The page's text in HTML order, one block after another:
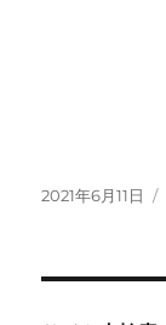
投
2021年6月11日